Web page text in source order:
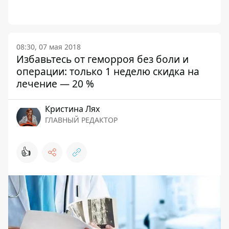
08:30, 07 мая 2018
Избавьтесь от геморроя без боли и
операции: только 1 неделю скидка на
лечение — 20 %
Кристина Лях
ГЛАВНЫЙ РЕДАКТОР
👍